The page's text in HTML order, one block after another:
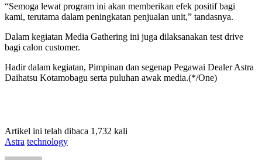
“Semoga lewat program ini akan memberikan efek positif bagi
kami, terutama dalam peningkatan penjualan unit,” tandasnya.
Dalam kegiatan Media Gathering ini juga dilaksanakan test drive
bagi calon customer.
Hadir dalam kegiatan, Pimpinan dan segenap Pegawai Dealer Astra
Daihatsu Kotamobagu serta puluhan awak media.(*/One)
Artikel ini telah dibaca 1,732 kali
Astra technology